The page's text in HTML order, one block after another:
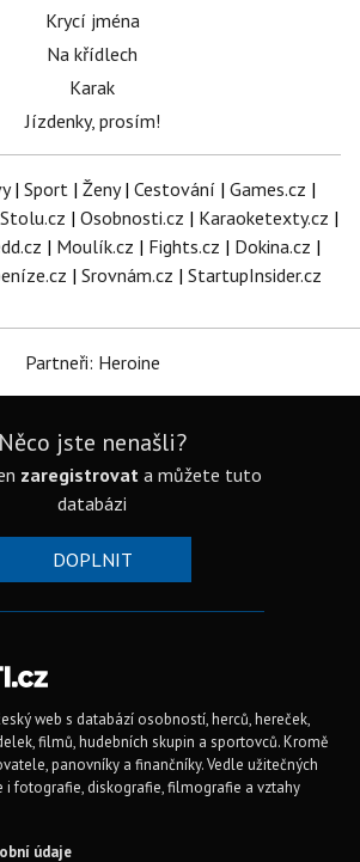
Krycí jména
Na křídlech
Karak
Jízdenky, prosím!
| Sport | Ženy| Cestování | Games.cz |
| Osobnosti.cz | Karaoketexty.cz |
| Moulík.cz | Fights.cz | Dokina.cz |
| Srovnám.cz | StartupInsider.cz
Partneři: Heroine
Něco jste nenašli?
zaregistrovat a můžete tuto
databázi
DOPLNIT
web s databází osobností, herců, hereček,
filmů, hudebních skupin a sportovců. Kromě
panovníky a finančníky. Vedle užitečných
i fotografie, diskografie, filmografie a vztahy
údaje